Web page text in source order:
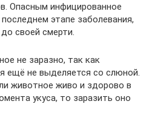
Опасным инфицированное
этапе заболевания,
своей смерти.
не заразно, так как
ещё не выделяется со слюной.
животное живо и здорово в
укуса, то заразить оно